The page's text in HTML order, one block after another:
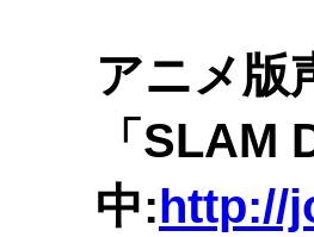
アニメ版
「SLAM
中:http://